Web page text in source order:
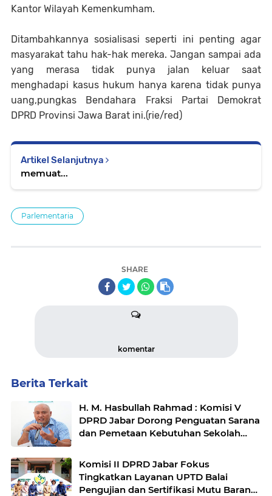
Kantor Wilayah Kemenkumham.
Ditambahkannya sosialisasi seperti ini penting agar
masyarakat tahu hak-hak mereka. Jangan sampai ada
yang merasa tidak punya jalan keluar saat
menghadapi kasus hukum hanya karena tidak punya
uang,pungkas Bendahara Fraksi Partai Demokrat
DPRD Provinsi Jawa Barat ini.(rie/red)
Artikel Selanjutnya
memuat...
Parlementaria
SHARE
komentar
Berita Terkait
H. M. Hasbullah Rahmad : Komisi V
DPRD Jabar Dorong Penguatan Sarana
dan Pemetaan Kebutuhan Sekolah
Komisi II DPRD Jabar Fokus
Tingkatkan Layanan UPTD Balai
Pengujian dan Sertifikasi Mutu Barang